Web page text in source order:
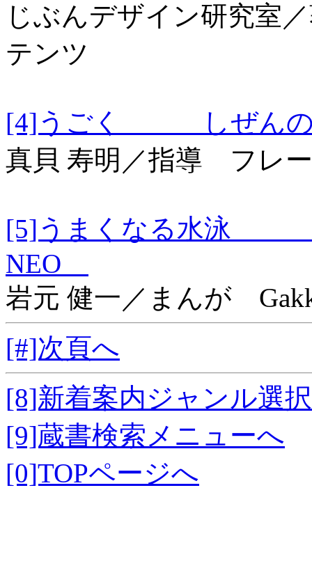
じぶんデザイン研究室
テンツ
[4]うごく しぜんの
真貝 寿明／指導 フレ
[5]うまくなる水泳
NEO
岩元 健一／まんが
[#]次頁へ
[8]新着案内ジャンル選
[9]蔵書検索メニューへ
[0]TOPページへ